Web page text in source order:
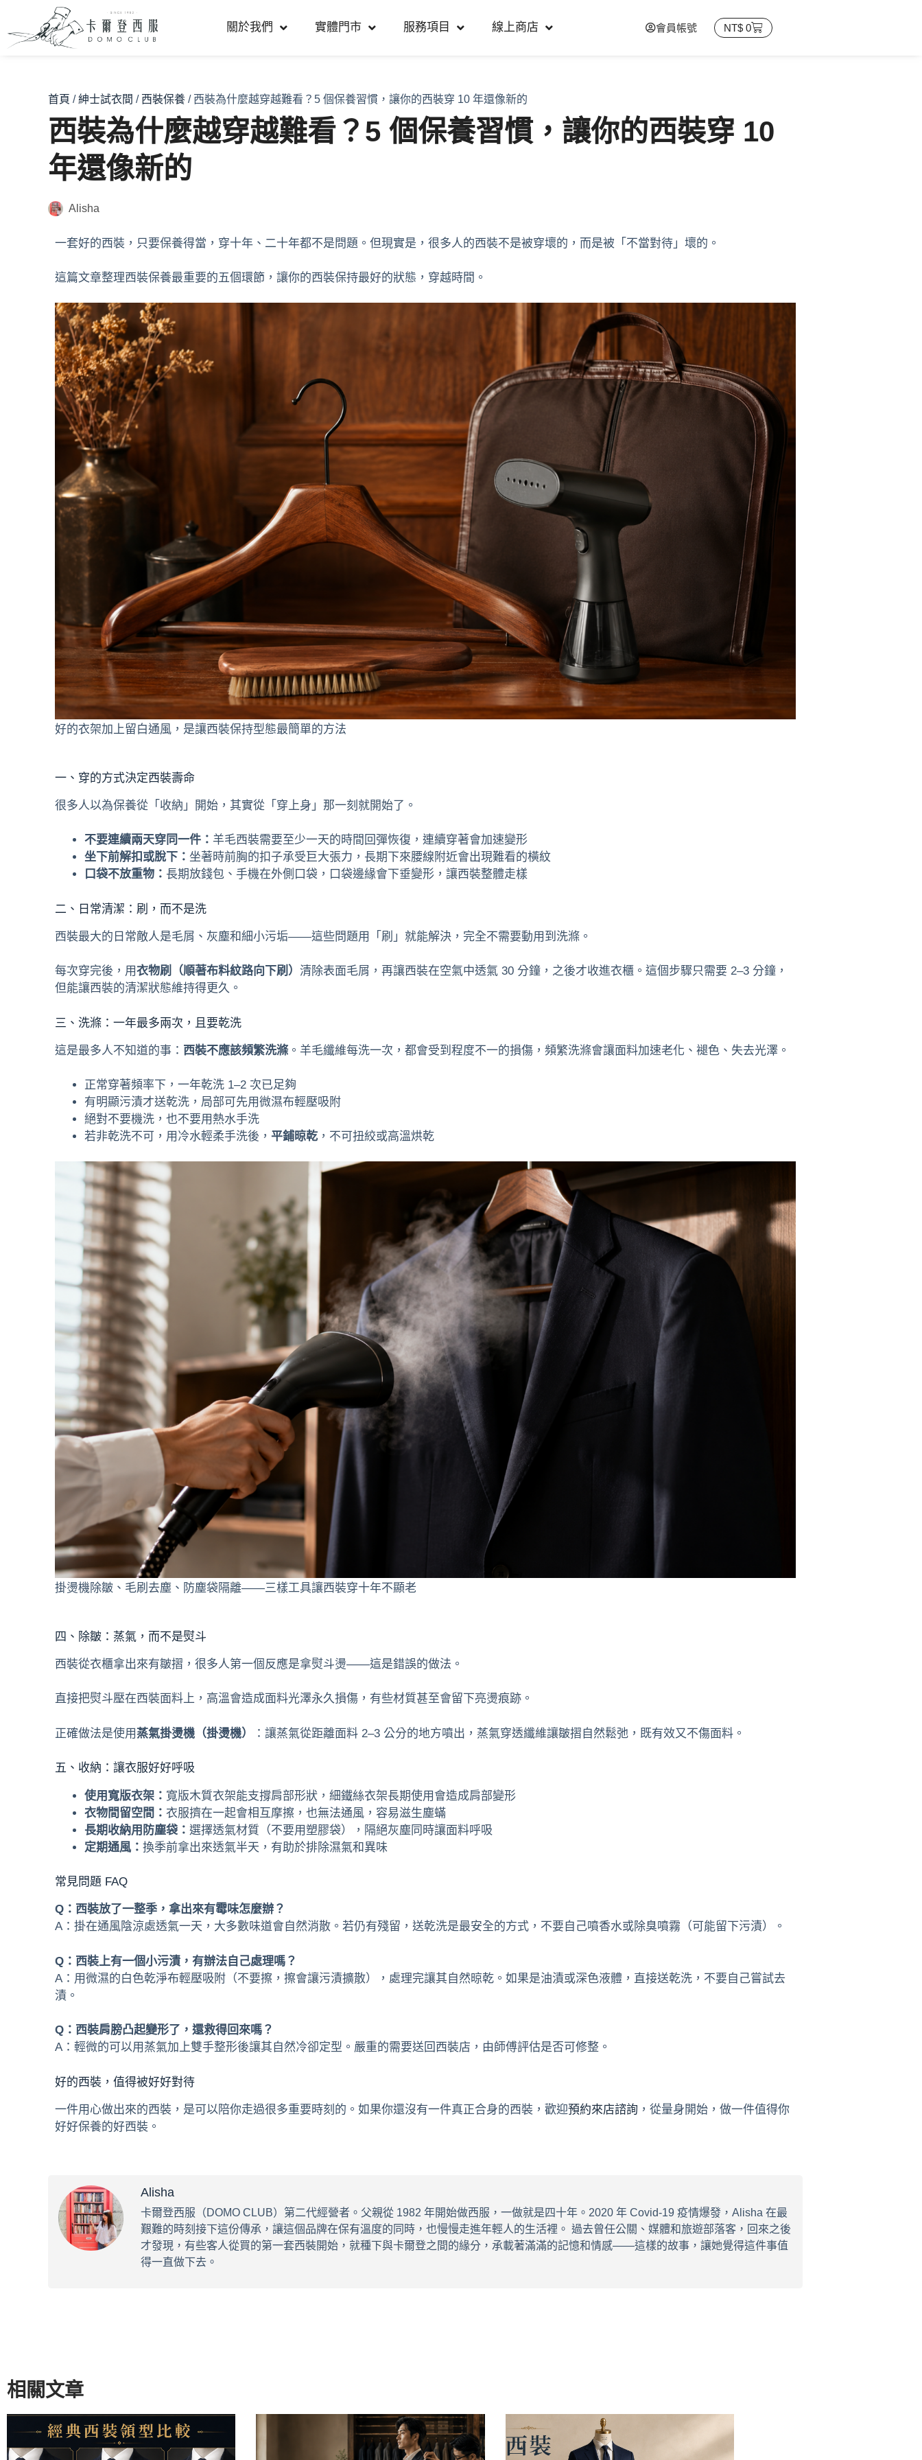
關於我們 實體門市 服務項目 線上商店 會員帳號 NT$ 0
首頁 /紳士試衣間 / 西裝保養 / 西裝為什麼越穿越難看？5 個保養習慣，讓你的西裝穿 10 年還像新的
西裝為什麼越穿越難看？5 個保養習慣，讓你的西裝穿 10
年還像新的
Alisha
一套好的西裝，只要保養得當，穿十年、二十年都不是問題。但現實是，很多人的西裝不是被穿壞的，而是被「不當對待」壞的。
這篇文章整理西裝保養最重要的五個環節，讓你的西裝保持最好的狀態，穿越時間。
好的衣架加上留白通風，是讓西裝保持型態最簡單的方法
一、穿的方式決定西裝壽命
很多人以為保養從「收納」開始，其實從「穿上身」那一刻就開始了。
不要連續兩天穿同一件： 羊毛西裝需要至少一天的時間回彈恢復，連續穿著會加速變形
坐下前解扣或脫下： 坐著時前胸的扣子承受巨大張力，長期下來腰線附近會出現難看的橫紋
口袋不放重物： 長期放錢包、手機在外側口袋，口袋邊緣會下垂變形，讓西裝整體走樣
二、日常清潔：刷，而不是洗
西裝最大的日常敵人是毛屑、灰塵和細小污垢——這些問題用「刷」就能解決，完全不需要動用到洗滌。
每次穿完後，用衣物刷（順著布料紋路向下刷） 清除表面毛屑，再讓西裝在空氣中透氣 30 分鐘，之後才收進衣櫃。這個步驟只需要 2–3 分鐘，
但能讓西裝的清潔狀態維持得更久。
三、洗滌：一年最多兩次，且要乾洗
這是最多人不知道的事： 西裝不應該頻繁洗滌。羊毛纖維每洗一次，都會受到程度不一的損傷，頻繁洗滌會讓面料加速老化、褪色、失去光澤。
正常穿著頻率下，一年乾洗 1–2 次已足夠
有明顯污漬才送乾洗，局部可先用微濕布輕壓吸附
絕對不要機洗，也不要用熱水手洗
若非乾洗不可，用冷水輕柔手洗後， 平鋪晾乾，不可扭絞或高溫烘乾
掛燙機除皺、毛刷去塵、防塵袋隔離——三樣工具讓西裝穿十年不顯老
四、除皺：蒸氣，而不是熨斗
西裝從衣櫃拿出來有皺摺，很多人第一個反應是拿熨斗燙——這是錯誤的做法。
直接把熨斗壓在西裝面料上，高溫會造成面料光澤永久損傷，有些材質甚至會留下亮燙痕跡。
正確做法是使用蒸氣掛燙機（掛燙機） ：讓蒸氣從距離面料 2–3 公分的地方噴出，蒸氣穿透纖維讓皺摺自然鬆弛，既有效又不傷面料。
五、收納：讓衣服好好呼吸
使用寬版衣架： 寬版木質衣架能支撐肩部形狀，細鐵絲衣架長期使用會造成肩部變形
衣物間留空間： 衣服擠在一起會相互摩擦，也無法通風，容易滋生塵蟎
長期收納用防塵袋： 選擇透氣材質（不要用塑膠袋），隔絕灰塵同時讓面料呼吸
定期通風： 換季前拿出來透氣半天，有助於排除濕氣和異味
常見問題 FAQ
Q：西裝放了一整季，拿出來有霉味怎麼辦？
A：掛在通風陰涼處透氣一天，大多數味道會自然消散。若仍有殘留，送乾洗是最安全的方式，不要自己噴香水或除臭噴霧（可能留下污漬）。
Q：西裝上有一個小污漬，有辦法自己處理嗎？
A：用微濕的白色乾淨布輕壓吸附（不要擦，擦會讓污漬擴散），處理完讓其自然晾乾。如果是油漬或深色液體，直接送乾洗，不要自己嘗試去
漬。
Q：西裝肩膀凸起變形了，還救得回來嗎？
A：輕微的可以用蒸氣加上雙手整形後讓其自然冷卻定型。嚴重的需要送回西裝店，由師傅評估是否可修整。
好的西裝，值得被好好對待
一件用心做出來的西裝，是可以陪你走過很多重要時刻的。如果你還沒有一件真正合身的西裝，歡迎預約來店諮詢 ，從量身開始，做一件值得你
好好保養的好西裝。
Alisha
卡爾登西服（DOMO CLUB）第二代經營者。父親從 1982 年開始做西服，一做就是四十年。2020 年 Covid-19 疫情爆發，Alisha 在最
艱難的時刻接下這份傳承，讓這個品牌在保有溫度的同時，也慢慢走進年輕人的生活裡。 過去曾任公關、媒體和旅遊部落客，回來之後
才發現，有些客人從買的第一套西裝開始，就種下與卡爾登之間的緣分，承載著滿滿的記憶和情感——這樣的故事，讓她覺得這件事值
得一直做下去。
相關文章